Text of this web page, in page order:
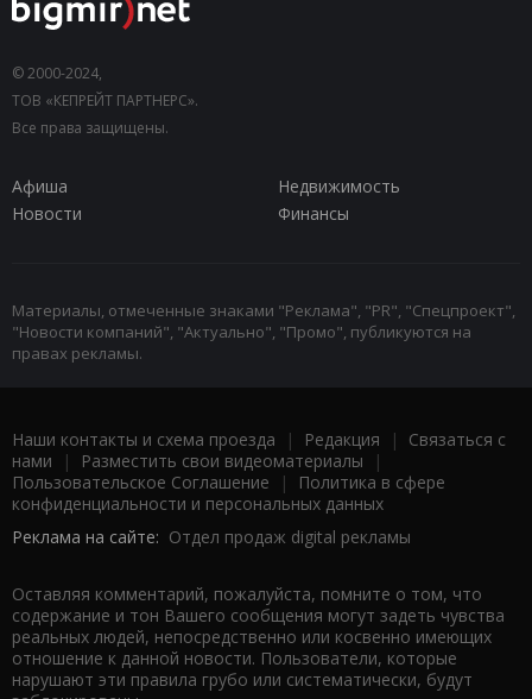
© 2000-2024,
ТОВ «КЕПРЕЙТ ПАРТНЕРС».
Все права защищены.
Афиша
Недвижимость
Новости
Финансы
Материалы, отмеченные знаками "Реклама", "PR", "Спецпроект",
"Новости компаний", "Актуально", "Промо", публикуются на
правах рекламы.
Наши контакты и схема проезда | Редакция | Связаться с
нами | Разместить свои видеоматериалы |
Пользовательское Соглашение |
Политика в сфере
конфиденциальности и персональных данных
Реклама на сайте: Отдел продаж digital рекламы
Оставляя комментарий, пожалуйста, помните о том, что
содержание и тон Вашего сообщения могут задеть чувства
реальных людей, непосредственно или косвенно имеющих
отношение к данной новости. Пользователи, которые
нарушают эти правила грубо или систематически, будут